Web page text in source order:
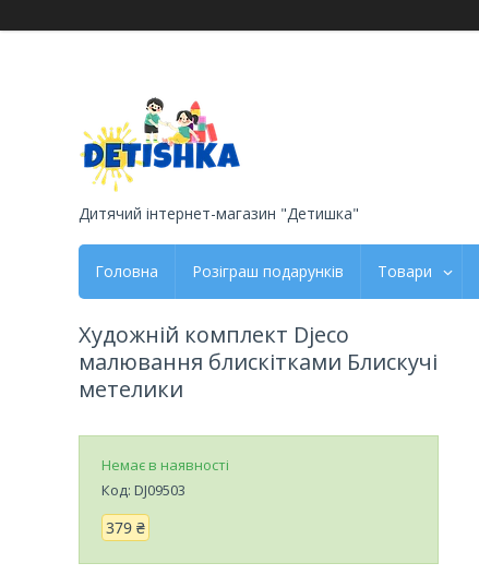
Дитячий інтернет-магазин "Детишка"
Головна Розіграш подарунків Товари
Художній комплект Djeco
малювання блискітками Блискучі
метелики
Немає в наявності
Код: DJ09503
379 ₴